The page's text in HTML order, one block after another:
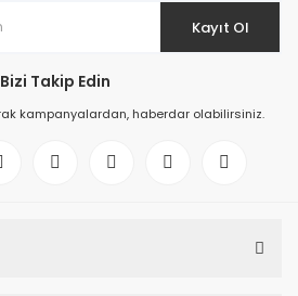
Kayıt Ol
Bizi Takip Edin
kampanyalardan, haberdar olabilirsiniz.